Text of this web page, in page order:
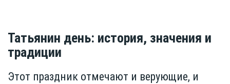
Татьянин день: история, значения и
традиции
Этот праздник отмечают и верующие, и